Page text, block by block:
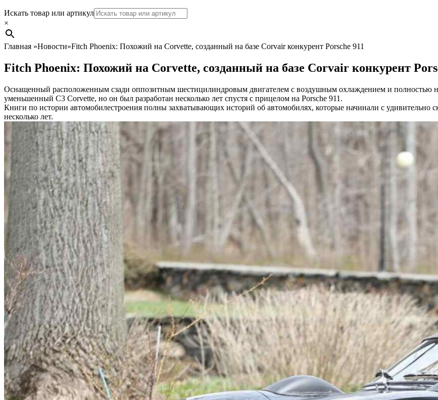
Search
Искать товар или артикул
×
Главная »Новости»Fitch Phoenix: Похожий на Corvette, созданный на базе Corvair конкурент Porsche 911
Fitch Phoenix: Похожий на Corvette, созданный на базе Corvair конкурент
Оснащенный расположенным сзади оппозитным шестицилиндровым двигателем с воздушным охлаждением и полностью
уменьшенный C3 Corvette, но он был разработан несколько лет спустя с прицелом на Porsche 911.
Книги по истории автомобилестроения полны захватывающих историй об автомобилях, которые начинали с удивительно
несколько лет.